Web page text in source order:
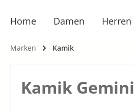
Home Damen Herren
Marken Kamik
Kamik Gemini